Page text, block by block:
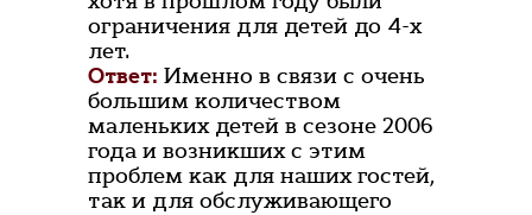
ограничения для детей до 4-х
лет.
Ответ: Именно в связи с очень
большим количеством
маленьких детей в сезоне 2006
года и возникших с этим
проблем как для наших гостей,
так и для обслуживающего